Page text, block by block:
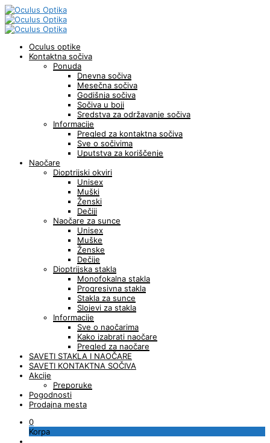
Oculus optike
Kontaktna sočiva
Ponuda
Dnevna sočiva
Mesečna sočiva
Godišnja sočiva
Sočiva u boji
Sredstva za održavanje sočiva
Informacije
Pregled za kontaktna sočiva
Sve o sočivima
Uputstva za koriščenje
Naočare
Dioptrijski okviri
Unisex
Muški
Ženski
Dečiji
Naočare za sunce
Unisex
Muške
Ženske
Dečije
Dioptrijska stakla
Monofokalna stakla
Progresivna stakla
Stakla za sunce
Slojevi za stakla
Informacije
Sve o naočarima
Kako izabrati naočare
Pregled za naočare
SAVETI STAKLA I NAOČARE
SAVETI KONTAKTNA SOČIVA
Akcije
Preporuke
Pogodnosti
Prodajna mesta
0
Korpa